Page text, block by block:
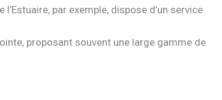
par exemple, dispose d’un service
proposant souvent une large gamme de